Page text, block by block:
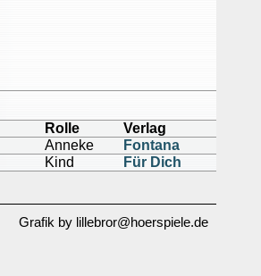
Rolle
Verlag
Anneke
Fontana
Kind Für Dich
Grafik by lillebror@hoerspiele.de